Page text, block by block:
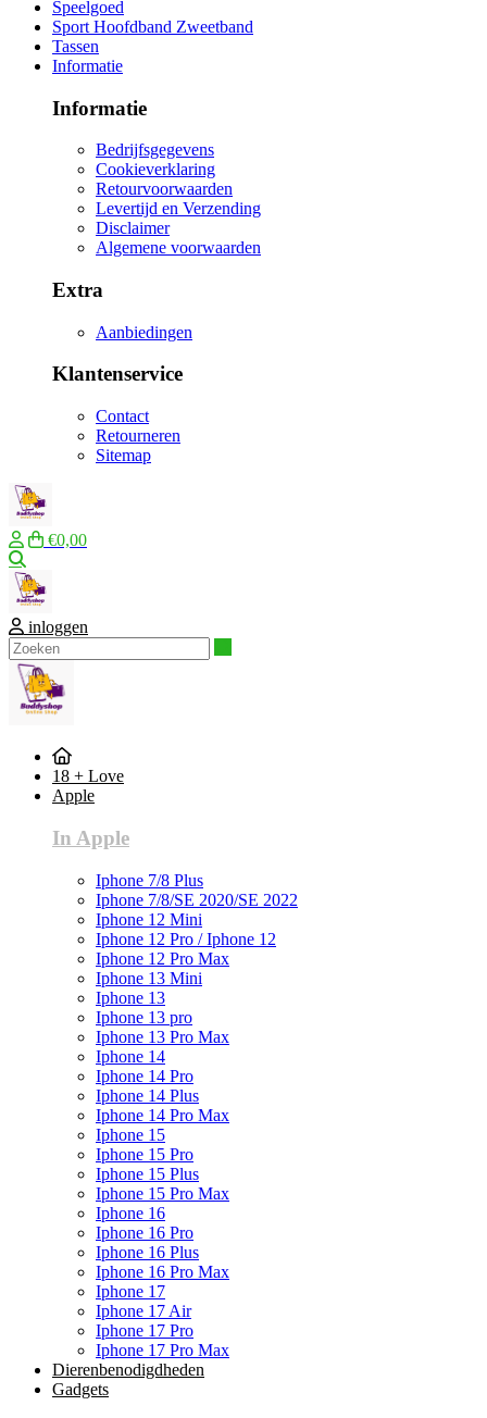
Speelgoed
Sport Hoofdband Zweetband
Tassen
Informatie
Informatie
Bedrijfsgegevens
Cookieverklaring
Retourvoorwaarden
Levertijd en Verzending
Disclaimer
Algemene voorwaarden
Extra
Aanbiedingen
Klantenservice
Contact
Retourneren
Sitemap
€0,00
inloggen
18 + Love
Apple
In Apple
Iphone 7/8 Plus
Iphone 7/8/SE 2020/SE 2022
Iphone 12 Mini
Iphone 12 Pro / Iphone 12
Iphone 12 Pro Max
Iphone 13 Mini
Iphone 13
Iphone 13 pro
Iphone 13 Pro Max
Iphone 14
Iphone 14 Pro
Iphone 14 Plus
Iphone 14 Pro Max
Iphone 15
Iphone 15 Pro
Iphone 15 Plus
Iphone 15 Pro Max
Iphone 16
Iphone 16 Pro
Iphone 16 Plus
Iphone 16 Pro Max
Iphone 17
Iphone 17 Air
Iphone 17 Pro
Iphone 17 Pro Max
Dierenbenodigdheden
Gadgets